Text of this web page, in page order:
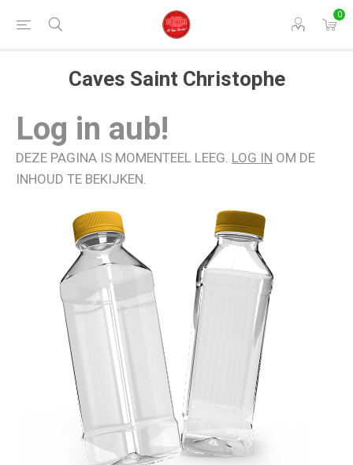
0
Caves Saint Christophe
Log in aub!
DEZE PAGINA IS MOMENTEEL LEEG. LOG IN OM DE
INHOUD TE BEKIJKEN.